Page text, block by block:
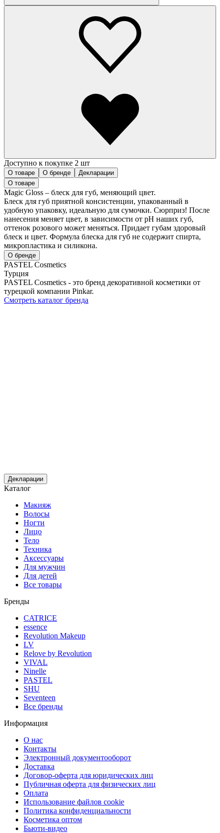
Доступно к покупке 2 шт
О товаре О бренде
Декларации
О товаре
Magic Gloss – блеск для губ, меняющий цвет.
Блеск для губ приятной консистенции, упакованный в
удобную упаковку, идеальную для сумочки. Сюрприз! После
нанесения меняет цвет, в зависимости от pH наших губ,
оттенок розового может меняться. Придает губам здоровый
блеск и цвет. Формула блеска для губ не содержит спирта,
микропластика и силикона.
О бренде
PASTEL Cosmetics
Турция
PASTEL Cosmetics - это бренд декоративной косметики от
турецкой компании Pinkar.
Смотреть каталог бренда
Декларации
Каталог
Макияж
Волосы
Ногти
Лицо
Тело
Техника
Аксессуары
Для мужчин
Для детей
Все товары
Бренды
CATRICE
essence
Revolution Makeup
LV
Relove by Revolution
VIVAL
Ninelle
PASTEL
SHU
Seventeen
Все бренды
Информация
О нас
Контакты
Электронный документооборот
Доставка
Договор-оферта для юридических лиц
Публичная оферта для физических лиц
Оплата
Использование файлов cookie
Политика конфиденциальности
Косметика оптом
Бьюти-видео